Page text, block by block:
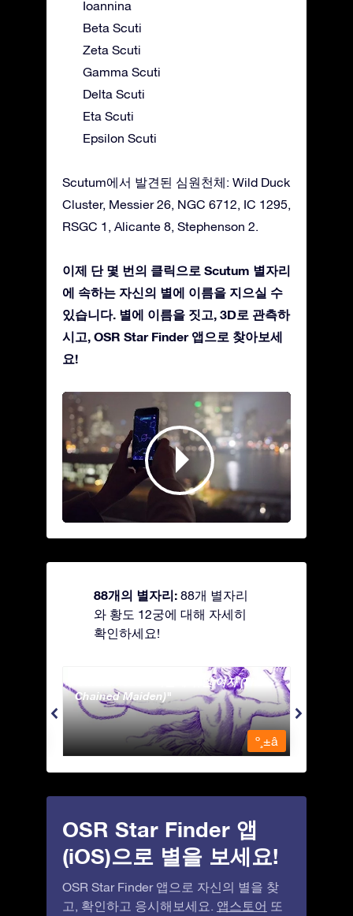
Ioannina
Beta Scuti
Zeta Scuti
Gamma Scuti
Delta Scuti
Eta Scuti
Epsilon Scuti
Scutum에서 발견된 심원천체: Wild Duck
Cluster, Messier 26, NGC 6712, IC 1295,
RSGC 1, Alicante 8, Stephenson 2.
이제 단 몇 번의 클릭으로 Scutum 별자리
에 속하는 자신의 별에 이름을 지으실 수
있습니다. 별에 이름을 짓고, 3D로 관측하
시고, OSR Star Finder 앱으로 찾아보세
요!
88개의 별자리: 88개 별자리
와 황도 12궁에 대해 자세히
확인하세요!
Andromeda - 사슬에 묶인 여자 (The
Chained Maiden)
º¸±â
OSR Star Finder 앱
(iOS)으로 별을 보세요!
OSR Star Finder 앱으로 자신의 별을 찾
고, 확인하고 응시해보세요. 앱스토어 또